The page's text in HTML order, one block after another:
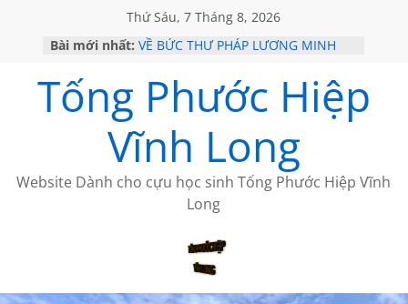
Thứ Sáu, 7 Tháng 8, 2026
Bài mới nhất: VỀ BỨC THƯ PHÁP LƯƠNG MINH
HỌC SỬ HỒI XƯA
MỘT ĐỜI ĐI QUA NHỮNG TRANG
SÁCH
BẤT CHỢT CỦA CHÂU LỆ DUNG
CÀ PHÊ NGẮM NÚI
Tống Phước Hiệp
Vĩnh Long
Website Dành cho cựu học sinh Tống Phước Hiệp Vĩnh
Long